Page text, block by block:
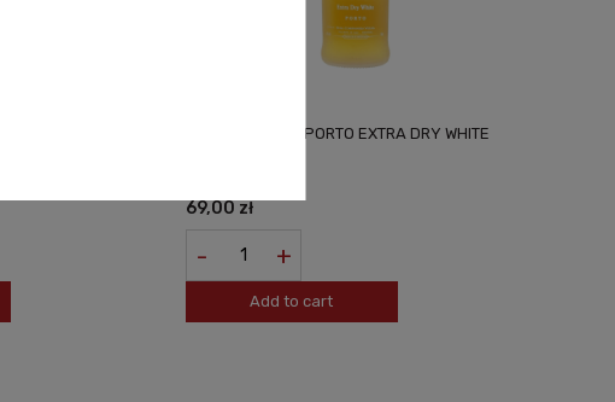
PORTO ROYAL OPORTO EXTRA DRY WHITE
69,00 zł
- +
Add to cart